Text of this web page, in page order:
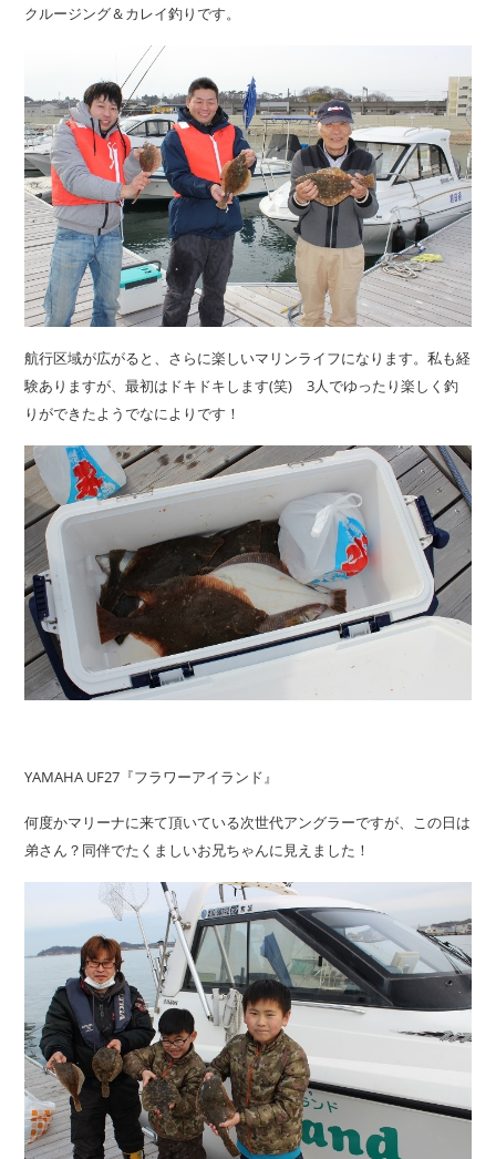
新艇・展示艇情報 中古艇情報
求人情報 会社概要
クルージング＆カレイ釣りです。
航行区域が広がると、さらに楽しいマリンライフになります。私も経
験ありますが、最初はドキドキします(笑) 3人でゆったり楽しく釣
りができたようでなによりです！
YAMAHA UF27『フラワーアイランド』
何度かマリーナに来て頂いている次世代アングラーですが、この日は
弟さん？同伴でたくましいお兄ちゃんに見えました！